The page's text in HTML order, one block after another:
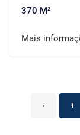
370 M²
Mais
‹ 1